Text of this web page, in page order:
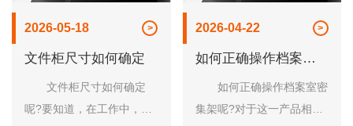
2026-05-18
文件柜尺寸如何确定
文件柜尺寸如何确定
呢?要知道，在工作中，会
2026-04-22
如何正确操作档案室
如何正确操作档案室密
集架呢?对于这一产品相信